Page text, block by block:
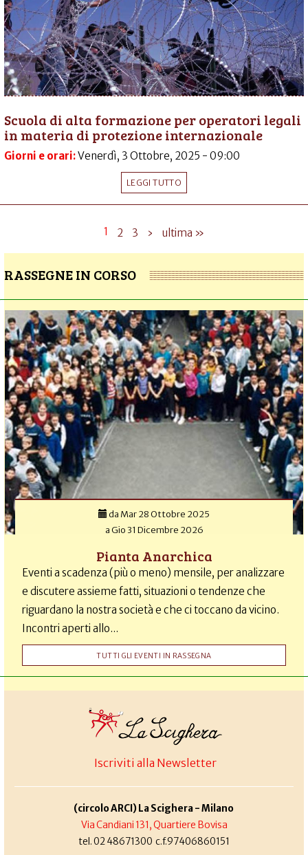
Scuola di alta formazione per operatori legali
in materia di protezione internazionale
Giorni e orari:Venerdì, 3 Ottobre, 2025 - 09:00
LEGGI TUTTO
1 2 3 › ultima »
RASSEGNE IN CORSO
da Mar 28 Ottobre 2025
aGio 31 Dicembre 2026
Pianta Anarchica
Eventi a scadenza (più o meno) mensile, per analizzare
e discutere assieme fatti, situazioni o tendenze che
riguardano la nostra società e che ci toccano da vicino.
Incontri aperti allo...
TUTTI GLI EVENTI IN RASSEGNA
Iscriviti alla Newsletter
(circolo ARCI) La Scighera - Milano
Via Candiani 131, Quartiere Bovisa
tel. 02 48671300 c.f.97406860151